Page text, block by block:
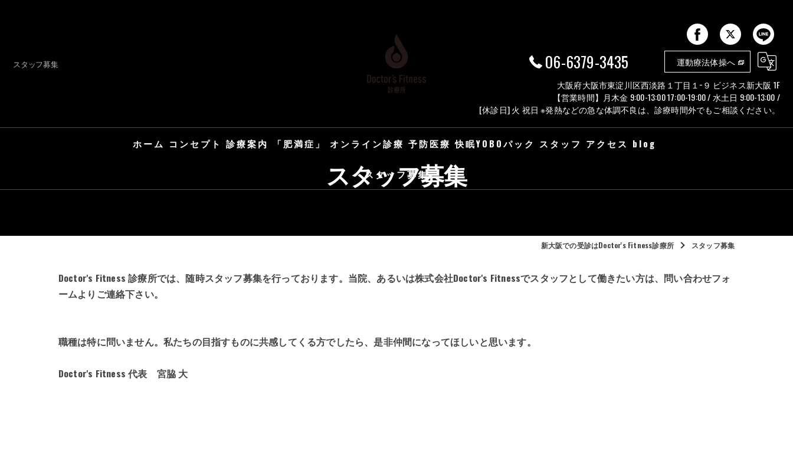
スタッフ募集 06-6379-3435
運動療法体操へ
大阪府大阪市東淀川区西淡路１丁目１−９ ビジネス新大阪 1F
【営業時間】月木金 9:00-13:00 17:00-19:00 / 水土日 9:00-13:00 /
[休診日] 火 祝日 ※発熱などの急な体調不良は、診療時間外でもご相談ください。
ホーム コンセプト 診療案内 「肥満症」 オンライン診療 予防医療 快眠YOBOパック スタッフ アクセス blog
スタッフ募集
スタッフ募集
新大阪での受診はDoctor's Fitness診療所 スタッフ募集
Doctor's Fitness 診療所では、随時スタッフ募集を行っております。当院、あるいは株式会社Doctor's Fitnessでスタッフとして働きたい方は、問い合わせフォ
ームよりご連絡下さい。
職種は特に問いません。私たちの目指すものに共感してくる方でしたら、是非仲間になってほしいと思います。
Doctor's Fitness 代表 宮脇 大